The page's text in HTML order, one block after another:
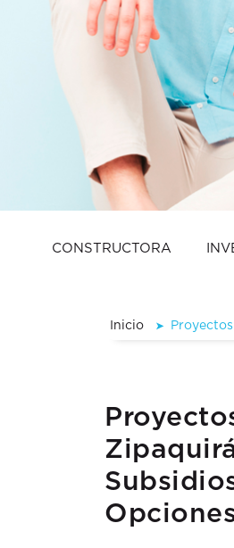
CONSTRUCTORA
Inicio